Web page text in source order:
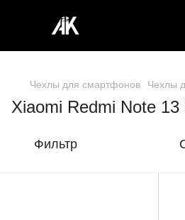
Чехлы для смартфонов Чехлы
Xiaomi Redmi Note 13
Фильтр